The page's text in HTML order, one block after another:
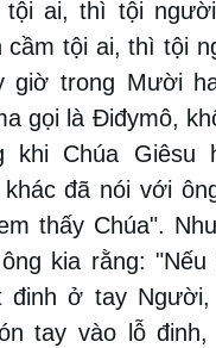
tội ai, thì tội
cầm tội ai, thì tội
giờ trong Mười
gọi là Ðiđymô,
khi Chúa Giêsu
đã nói với
thấy Chúa".
kia rằng: "Nếu
đinh ở tay Người,
tay vào lỗ đinh,